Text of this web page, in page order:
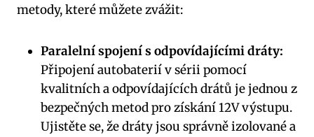
metody, které můžete zvážit:
Paralelní spojení s odpovídajícími dráty:
Připojení autobaterií v sérii pomocí
kvalitních a odpovídajících drátů je jednou z
bezpečných metod pro získání 12V výstupu.
Ujistěte se, že dráty jsou správně izolované a